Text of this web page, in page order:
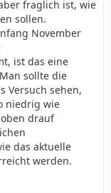
fraglich ist, wie
sollen.
November
ist das eine
sollte die
Versuch sehen,
niedrig wie
drauf
das aktuelle
werden.